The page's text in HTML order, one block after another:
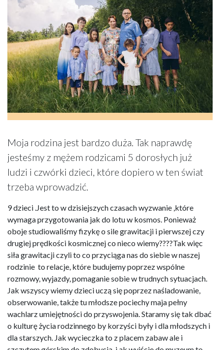
Moja rodzina jest bardzo duża. Tak naprawdę
jesteśmy z mężem rodzicami 5 dorosłych już
ludzi i czwórki dzieci, które dopiero w ten świat
trzeba wprowadzić.
9 dzieci .Jest to w dzisiejszych czasach wyzwanie ,które
wymaga przygotowania jak do lotu w kosmos. Ponieważ
oboje studiowaliśmy fizykę o sile grawitacji i pierwszej czy
drugiej prędkości kosmicznej co nieco wiemy????Tak więc
siła grawitacji czyli to co przyciąga nas do siebie w naszej
rodzinie to relacje, które budujemy poprzez wspólne
rozmowy, wyjazdy, pomaganie sobie w trudnych sytuacjach.
Jak wszyscy wiemy dzieci uczą się poprzez naśladowanie,
obserwowanie, także tu młodsze pociechy maja pełny
wachlarz umiejętności do przyswojenia. Staramy się tak dbać
o kulturę życia rodzinnego by korzyści były i dla młodszych i
dla starszych. Jak wycieczka to z placem zabaw ale i